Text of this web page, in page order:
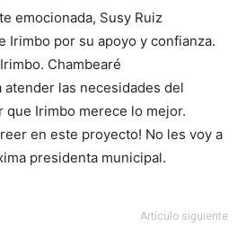
emocionada, Susy Ruiz
Irimbo por su apoyo y confianza.
Chambearé
atender las necesidades del
que Irimbo merece lo mejor.
en este proyecto! No les voy a
presidenta municipal.
Artículo siguiente